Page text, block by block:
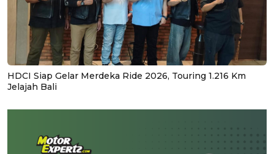
HDCI Siap Gelar Merdeka Ride 2026, Touring 1.216 Km
Jelajah Bali